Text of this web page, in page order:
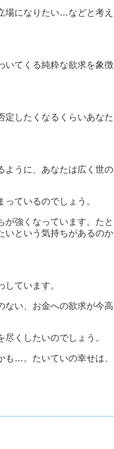
場になりたい…などと考え
いてくる純粋な欲求を象徴
定したくなるくらいあなた
ように、あなたは広く世の
ているのでしょう。
が強くなっています。たと
いという気持ちがあるのか
ています。
ない、お金への欲求が今高
くしたいのでしょう。
も…。たいていの幸せは、